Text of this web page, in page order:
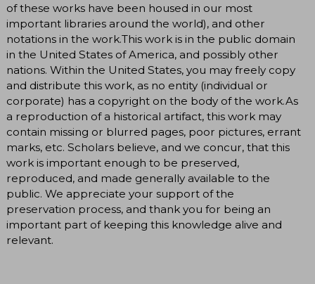
of these works have been housed in our most
important libraries around the world), and other
notations in the work.This work is in the public domain
in the United States of America, and possibly other
nations. Within the United States, you may freely copy
and distribute this work, as no entity (individual or
corporate) has a copyright on the body of the work.As
a reproduction of a historical artifact, this work may
contain missing or blurred pages, poor pictures, errant
marks, etc. Scholars believe, and we concur, that this
work is important enough to be preserved,
reproduced, and made generally available to the
public. We appreciate your support of the
preservation process, and thank you for being an
important part of keeping this knowledge alive and
relevant.